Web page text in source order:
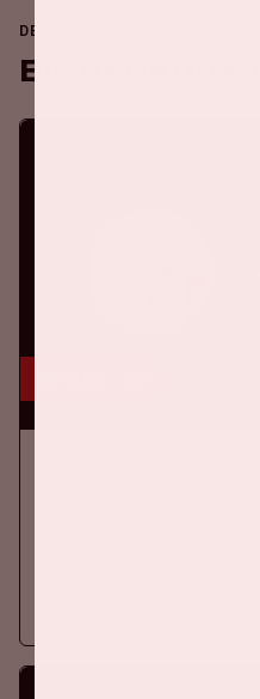
DE JOHAN CRUIJFF ARENA
Binnenkort